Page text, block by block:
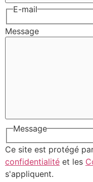
E-mail
Message
Message
Ce site est protégé
confidentialité et les
s'appliquent.